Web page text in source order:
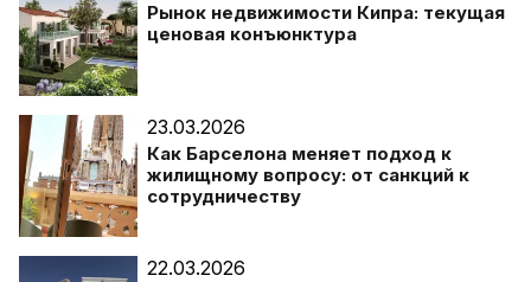
Рынок недвижимости Кипра: текущая
ценовая конъюнктура
23.03.2026
Как Барселона меняет подход к
жилищному вопросу: от санкций к
сотрудничеству
22.03.2026